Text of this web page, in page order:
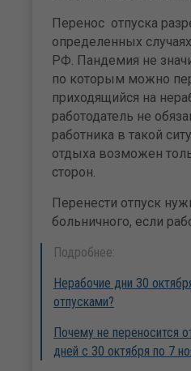
Перенос отпуска
определенных
РФ. Пандемия не
по которым можно
приходящийся на
работодатель не
работника в такой
отдыха возможен
сторон.
Перенести отпуск
больничного, если
Подробнее:
Нерабочие дни 30
отпусками?
Почему не переносится
дней с 30 октября по 7